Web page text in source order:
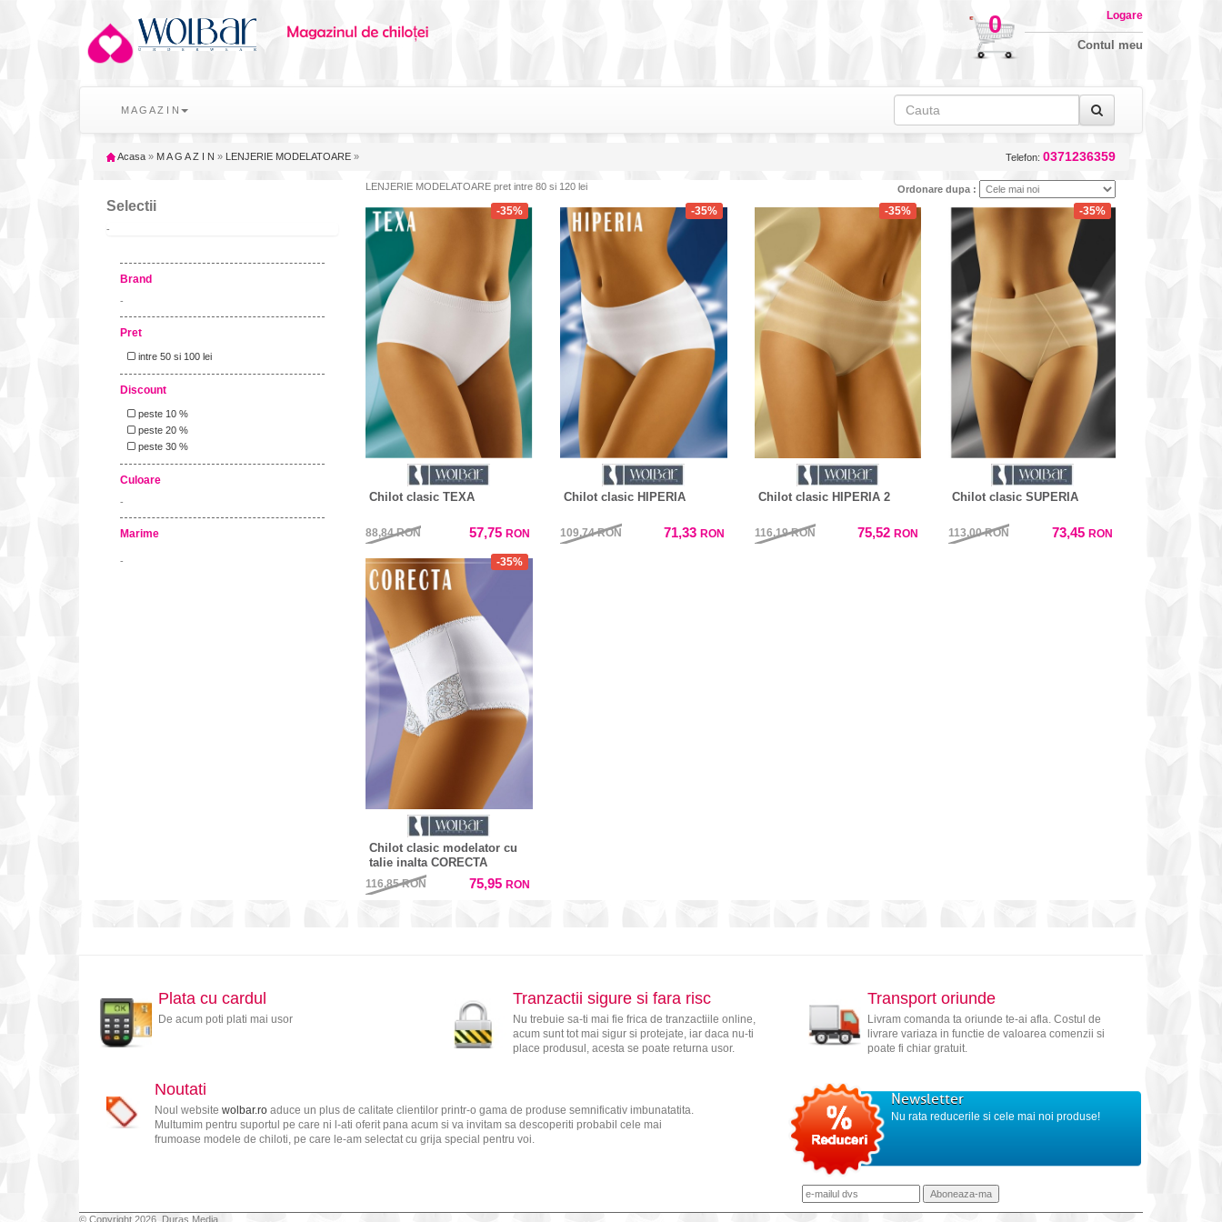
0 Logare
Contul meu
M A G A Z I N
Acasa » M A G A Z I N » LENJERIE MODELATOARE » Telefon: 0371236359
Selectii
-
Brand
-
Pret
intre 50 si 100 lei
Discount
peste 10 %
peste 20 %
peste 30 %
Culoare
-
Marime
-
LENJERIE MODELATOARE pret intre 80 si 120 lei Ordonare dupa :
-35%
Chilot clasic TEXA
88,84RON 57,75 RON
-35%
Chilot clasic HIPERIA
109,74RON 71,33 RON
-35%
Chilot clasic HIPERIA 2
116,19RON 75,52RON
-35%
Chilot clasic SUPERIA
113,00RON 73,45 RON
-35%
Chilot clasic modelator cu
talie inalta CORECTA
116,85RON 75,95 RON
Plata cu cardul
De acum poti plati mai usor
Tranzactii sigure si fara risc
Nu trebuie sa-ti mai fie frica de tranzactiile online,
acum sunt tot mai sigur si protejate, iar daca nu-ti
place produsul, acesta se poate returna usor.
Transport oriunde
Livram comanda ta oriunde te-ai afla. Costul de
livrare variaza in functie de valoarea comenzii si
poate fi chiar gratuit.
Noutati
Noul website wolbar.roaduce un plus de calitate clientilor printr-o gama de produse semnificativ imbunatatita.
Multumim pentru suportul pe care ni l-ati oferit pana acum si va invitam sa descoperiti probabil cele mai
frumoase modele de chiloti, pe care le-am selectat cu grija special pentru voi.
Newsletter
Nu rata reducerile si cele mai noi produse!
© Copyright 2026, Duras Media